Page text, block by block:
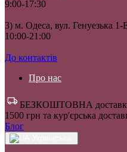
9:00-17:30
3) м. Одеса, вул. Генуезька
10:00-21:00
До контактів
Про нас
БЕЗКОШТОВНА доставка
1500 грн та кур'єрська
Блог